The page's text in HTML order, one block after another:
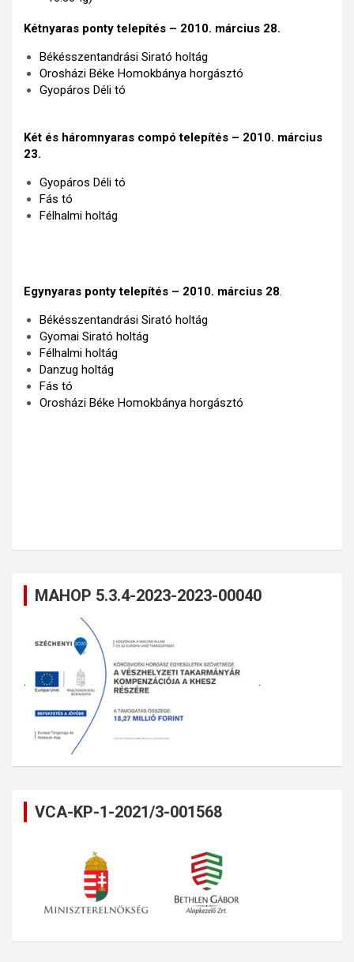
Kétnyaras ponty telepítés – 2010. március 28.
Békésszentandrási Sirató holtág
Orosházi Béke Homokbánya horgásztó
Gyopáros Déli tó
Két és háromnyaras compó telepítés – 2010. március
23.
Gyopáros Déli tó
Fás tó
Félhalmi holtág
Egynyaras ponty telepítés – 2010. március 28.
Békésszentandrási Sirató holtág
Gyomai Sirató holtág
Félhalmi holtág
Danzug holtág
Fás tó
Orosházi Béke Homokbánya horgásztó
MAHOP 5.3.4-2023-2023-00040
VCA-KP-1-2021/3-001568